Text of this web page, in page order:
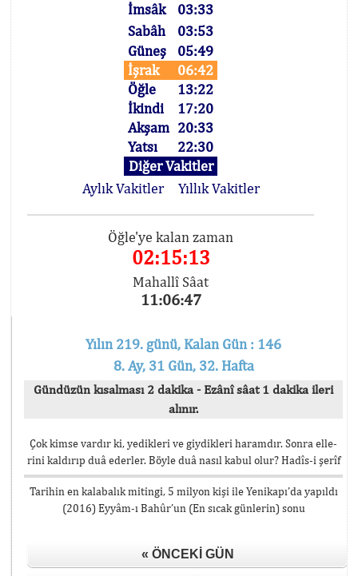
İmsâk
03:33
Sabâh
03:53
Güneş
05:49
İşrak
06:42
Öğle
13:22
İkindi
17:20
Akşam 20:33
Yatsı
22:30
Diğer Vakitler
Aylık Vakitler
Yıllık Vakitler
Öğle'ye kalan zaman
02:15:12
Mahallî Sâat
11:06:48
Yılın 219. günü, Kalan Gün : 146
8. Ay, 31 Gün, 32. Hafta
Gündüzün kısalması 2 dakika - Ezânî sâat 1 dakika ileri
alınır.
Çok kimse vardır ki, yedikleri ve giydikleri haramdır. Sonra elle-
rini kaldırıp duâ ederler. Böyle duâ nasıl kabul olur? Hadîs-i şerîf
Tarihin en kalabalık mitingi, 5 milyon kişi ile Yenikapı’da yapıldı
(2016) Eyyâm-ı Bahûr’un (En sıcak günlerin) sonu
« ÖNCEKI GÜN